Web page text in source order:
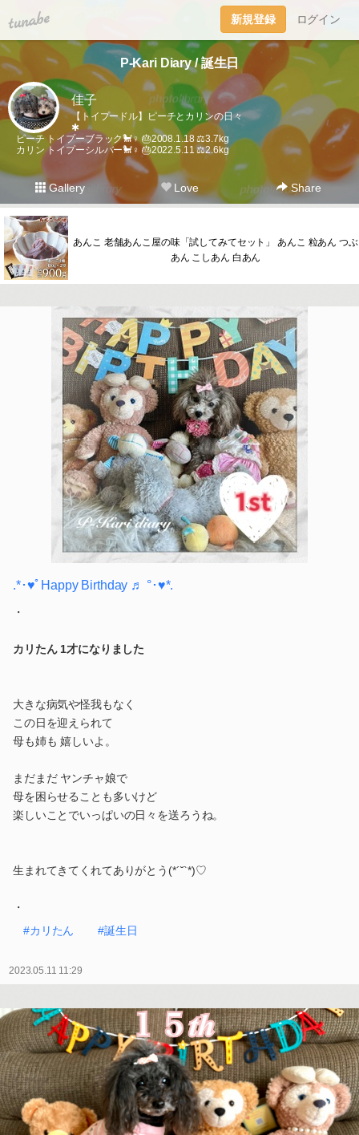
tuna.be 新規登録 ログイン
P-Kari Diary / 誕生日
佳子
【トイプードル】ピーチとカリンの日々
✱
ピーチ トイプーブラック🐩♀ 🎂2008.1.18 ⚖️3.7kg
カリン トイプーシルバー🐩♀ 🎂2022.5.11 ⚖️2.6kg
Gallery Love Share
あんこ 老舗あんこ屋の味「試してみてセット」 あんこ 粒あん つぶ
あん こしあん 白あん
.*･♥ﾟHappy Birthday ♬ °･♥*.
・
カリたん 1才になりました
大きな病気や怪我もなく
この日を迎えられて
母も姉も 嬉しいよ。
まだまだ ヤンチャ娘で
母を困らせることも多いけど
楽しいことでいっぱいの日々を送ろうね。
生まれてきてくれてありがとう(*´˘`*)♡
・
#カリたん
#誕生日
2023.05.11 11:29